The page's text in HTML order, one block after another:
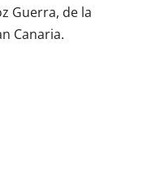
Guerra, de la
Canaria.